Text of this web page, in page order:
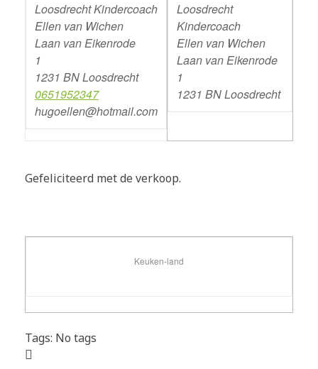
Loosdrecht Kindercoach
Ellen van Wichen
Laan van Eikenrode
1
1231 BN Loosdrecht
0651952347
hugoellen@hotmail.com
Loosdrecht
Kindercoach
Ellen van Wichen
Laan van Eikenrode
1
1231 BN Loosdrecht
Gefeliciteerd met de verkoop.
Keuken-land
Tags: No tags